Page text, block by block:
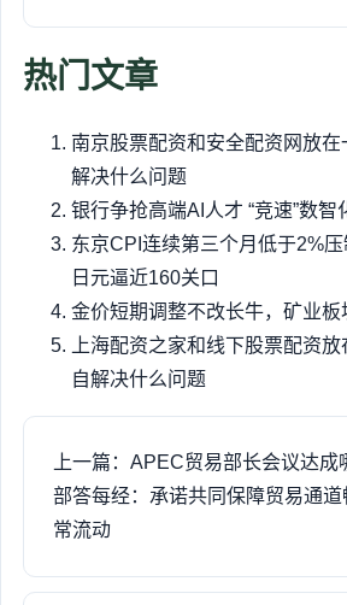
热门文章
南京股票配资和安全配资网放
解决什么问题
银行争抢高端AI人才 “竞速”数智
东京CPI连续第三个月低于2%
日元逼近160关口
金价短期调整不改长牛，矿业
上海配资之家和线下股票配资
自解决什么问题
上一篇：APEC贸易部长会议达
部答每经：承诺共同保障贸易通
常流动